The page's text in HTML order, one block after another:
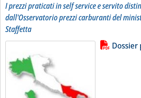
I prezzi praticati in self service e servito
dall'Osservatorio prezzi carburanti del
Staffetta
Leggi tutta
Lista allegati PDF alla notizia